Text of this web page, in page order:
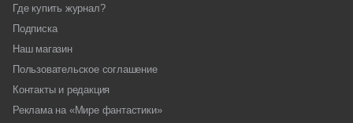
Где купить журнал?
Подписка
Наш магазин
Пользовательское соглашение
Контакты и редакция
Реклама на «Мире фантастики»